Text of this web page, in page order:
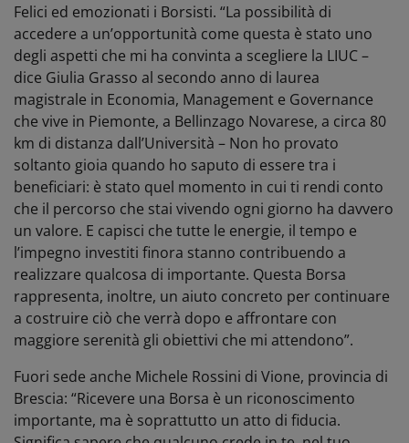
Felici ed emozionati i Borsisti. “La possibilità di
accedere a un’opportunità come questa è stato uno
degli aspetti che mi ha convinta a scegliere la LIUC –
dice Giulia Grasso al secondo anno di laurea
magistrale in Economia, Management e Governance
che vive in Piemonte, a Bellinzago Novarese, a circa 80
km di distanza dall’Università – Non ho provato
soltanto gioia quando ho saputo di essere tra i
beneficiari: è stato quel momento in cui ti rendi conto
che il percorso che stai vivendo ogni giorno ha davvero
un valore. E capisci che tutte le energie, il tempo e
l’impegno investiti finora stanno contribuendo a
realizzare qualcosa di importante. Questa Borsa
rappresenta, inoltre, un aiuto concreto per continuare
a costruire ciò che verrà dopo e affrontare con
maggiore serenità gli obiettivi che mi attendono”.
Fuori sede anche Michele Rossini di Vione, provincia di
Brescia: “Ricevere una Borsa è un riconoscimento
importante, ma è soprattutto un atto di fiducia.